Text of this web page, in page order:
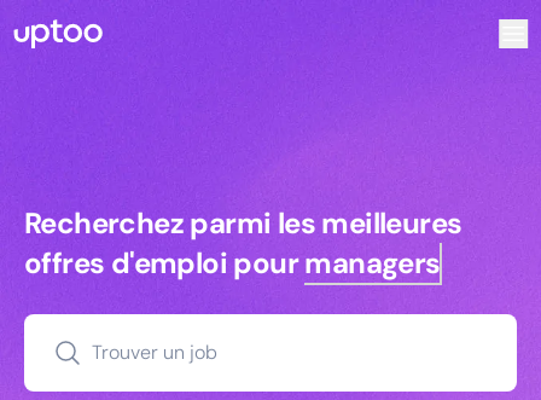
Recherchez parmi les meilleures
Recherchez parmi les meilleures
offres d'emploi pourmanagers
Trouver un job